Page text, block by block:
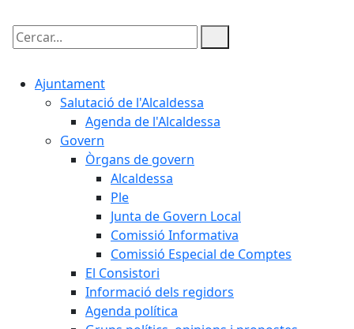
Cercar:
Ajuntament
Salutació de l'Alcaldessa
Agenda de l'Alcaldessa
Govern
Òrgans de govern
Alcaldessa
Ple
Junta de Govern Local
Comissió Informativa
Comissió Especial de Comptes
El Consistori
Informació dels regidors
Agenda política